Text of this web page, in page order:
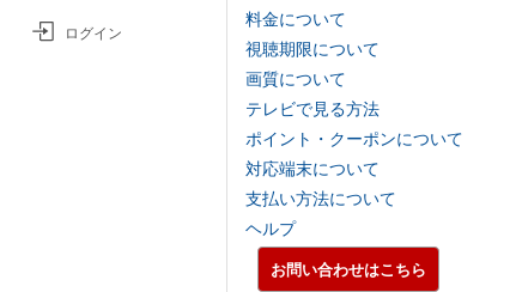
ログイン
料金について
視聴期限について
画質について
テレビで見る方法
ポイント・クーポンについて
対応端末について
支払い方法について
ヘルプ
お問い合わせはこちら